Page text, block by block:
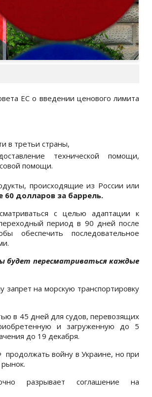
ЕС о введении ценового лимита
в третьи страны,
технической помощи,
помощи.
происходящие из России или
60 долларов за баррель.
с целью адаптации к
период в 90 дней после
обеспечить последовательное
будет пересматриваться каждые
запрет на морскую транспортировку
в 45 дней для судов, перевозящих
и загруженную до 5
до 19 декабря.
войну в Украине, но при
разрывает соглашение на